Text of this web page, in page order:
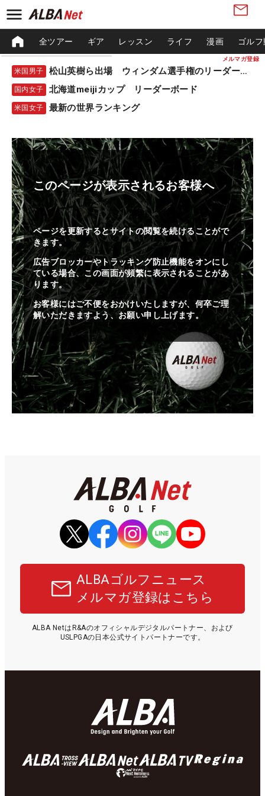
メルマガ登録
全ツアー ギア レッスン ライフ 漫画 ゴル
米国男子 松山英樹ら出場 ウィンダム選手権のリーダーボード
国内女子 北海道meijiカップ リーダーボード
米国女子 最新の世界ランキング
このページが表示されるお客様へ
ページを更新するとサイトの閲覧を続けることがで
きます。
広告ブロッカーやトラッキング防止機能をオンにし
ている場合、この画面が頻繁に表示されることがあ
ります。
お客様にはご不便をおかけいたしますが、何卒ご理
解いただきますよう、お願い申し上げます。
ALBAゴルフニュース
メルマガ登録はこちら
ALBA NetはR&Aのオフィシャルデジタルパートナー、および
USLPGAの日本公式サイトパートナーです。